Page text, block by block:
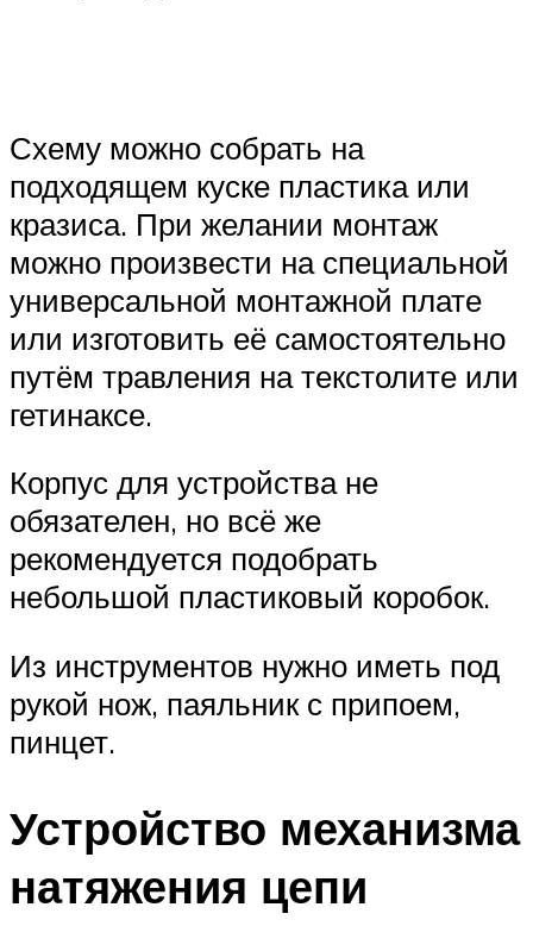
Схему можно собрать на
подходящем куске пластика или
кразиса. При желании монтаж
можно произвести на специальной
универсальной монтажной плате
или изготовить её самостоятельно
путём травления на текстолите или
гетинаксе.
Корпус для устройства не
обязателен, но всё же
рекомендуется подобрать
небольшой пластиковый коробок.
Из инструментов нужно иметь под
рукой нож, паяльник с припоем,
пинцет.
Устройство механизма
натяжения цепи